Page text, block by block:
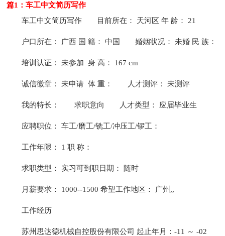
篇1：车工中文简历写作
车工中文简历写作
目前所在： 天河区 年 龄： 21
户口所在： 广西 国 籍： 中国 婚姻状况： 未婚 民 族：
培训认证： 未参加 身 高： 167 cm
诚信徽章： 未申请 体 重： 人才测评： 未测评
我的特长： 求职意向 人才类型： 应届毕业生
应聘职位： 车工/磨工/铣工/冲压工/锣工：
工作年限： 1 职 称：
求职类型： 实习可到职日期： 随时
月薪要求： 1000--1500 希望工作地区： 广州,,
工作经历
苏州思达德机械自控股份有限公司 起止年月：-11 ～ -02